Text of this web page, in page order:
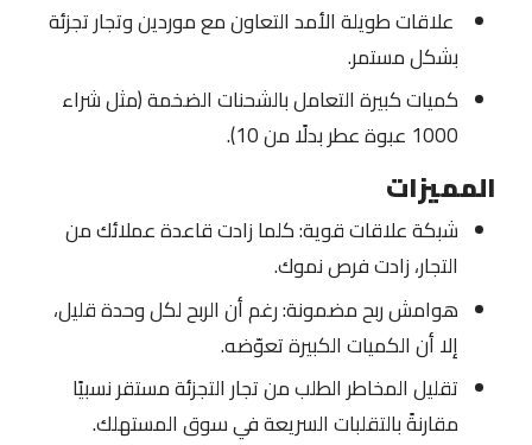
علاقات طويلة الأمد التعاون مع موردين وتجار تجزئة
بشكل مستمر.
كميات كبيرة التعامل بالشحنات الضخمة (مثل شراء
1000 عبوة عطر بدلًا من 10).
المميزات
شبكة علاقات قوية: كلما زادت قاعدة عملائك من
التجار، زادت فرص نموك.
هوامش ربح مضمونة: رغم أن الربح لكل وحدة قليل،
إلا أن الكميات الكبيرة تعوّضه.
تقليل المخاطر الطلب من تجار التجزئة مستقر نسبيًا
مقارنةً بالتقلبات السريعة في سوق المستهلك.